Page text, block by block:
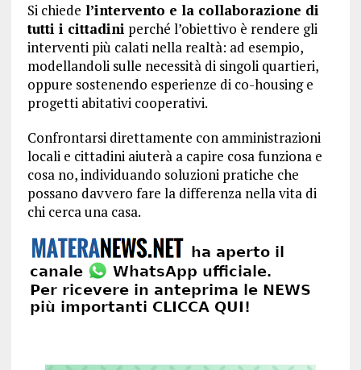
Si chiede l’intervento e la collaborazione di
tutti i cittadini perché l’obiettivo è rendere gli
interventi più calati nella realtà: ad esempio,
modellandoli sulle necessità di singoli quartieri,
oppure sostenendo esperienze di co-housing e
progetti abitativi cooperativi.
Confrontarsi direttamente con amministrazioni
locali e cittadini aiuterà a capire cosa funziona e
cosa no, individuando soluzioni pratiche che
possano davvero fare la differenza nella vita di
chi cerca una casa.